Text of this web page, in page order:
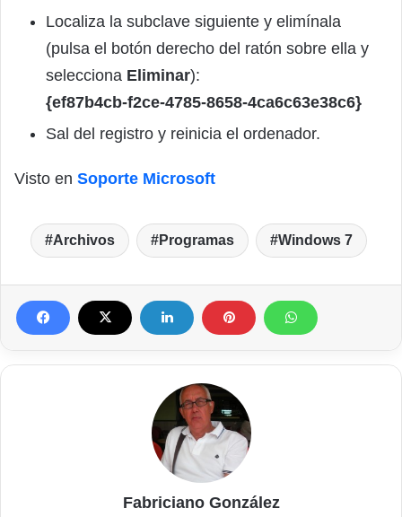
Localiza la subclave siguiente y elimínala
(pulsa el botón derecho del ratón sobre ella y
selecciona Eliminar):
{ef87b4cb-f2ce-4785-8658-4ca6c63e38c6}
Sal del registro y reinicia el ordenador.
Visto en Soporte Microsoft
Archivos Programas Windows 7
Fabriciano González